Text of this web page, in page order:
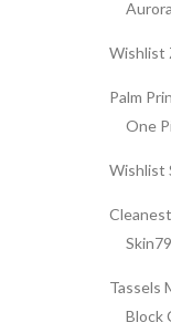
Wishlist
Palm
One
Wishlist
Tassels
Block